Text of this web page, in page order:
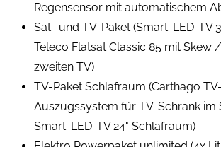
Regensensor mit automatischem
Sat- und TV-Paket (Smart-LED-TV
Teleco Flatsat Classic 85 mit Skew
zweiten TV)
TV-Paket Schlafraum (Carthago TV-
Auszugssystem für TV-Schrank im
Smart-LED-TV 24" Schlafraum)